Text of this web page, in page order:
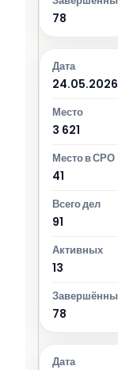
78
24.05.2026
3 621
41
91
13
78